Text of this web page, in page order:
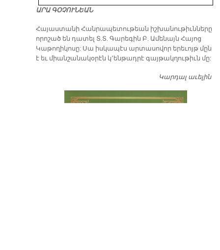
ԱՐԱ ԳՕՉՈՒՆԵԱՆ
​Հայաստանի Հանրապետութեան իշխանութիւնները
որոշած են դատել Տ.Տ. Գարեգին Բ. Ամենայն Հայոց
Կաթողիկոսը: Սա իսկապէս արտասովոր երեւոյթ մըն
է եւ միանշանակօրէն կ՚ենթադրէ գայթակղութիւն մը:
Կարդալ աւելին